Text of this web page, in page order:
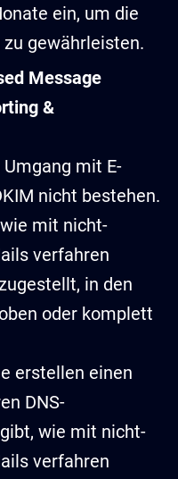
ein, um die
gewährleisten.
Message
&
mit E-
nicht bestehen.
mit nicht-
verfahren
in den
oder komplett
erstellen einen
DNS-
wie mit nicht-
verfahren